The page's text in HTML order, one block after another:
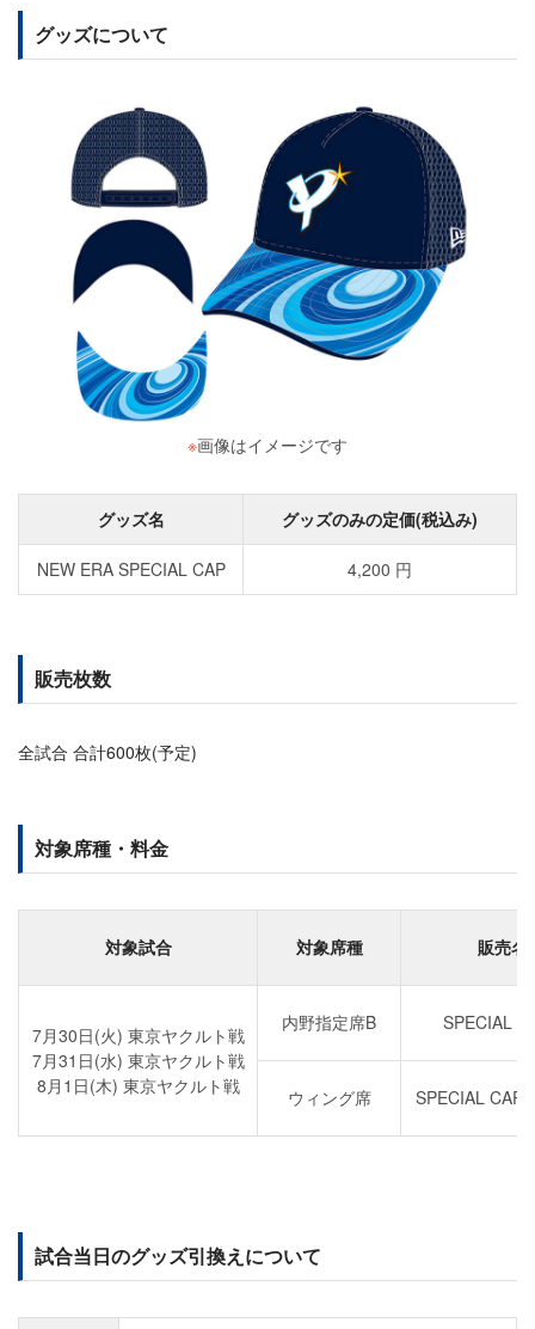
グッズについて
※画像はイメージです
グッズ名 グッズのみの定価(税込み)
NEW ERA SPECIAL CAP 4,200 円
販売枚数
全試合 合計600枚(予定)
対象席種・料金
対象試合 対象席種 販売名
7月30日(火) 東京ヤクルト戦
7月31日(水) 東京ヤクルト戦
8月1日(木) 東京ヤクルト戦
内野指定席B SPECIAL
ウィング席 SPECIAL CAP
試合当日のグッズ引換えについて